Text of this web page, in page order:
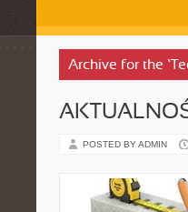
Archive for the
POSTED BY ADMIN